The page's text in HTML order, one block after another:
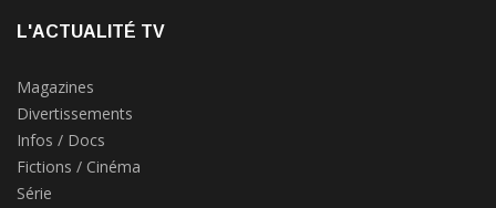
L'ACTUALITÉ TV
Magazines
Divertissements
Infos / Docs
Fictions / Cinéma
Série